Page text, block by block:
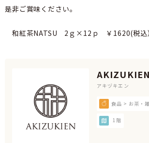
是非ご賞味ください。
和紅茶NATSU 2ｇ×12ｐ ￥1620(税込
AKIZUKIEN
アキヅキエン
食品 > お茶・
1階